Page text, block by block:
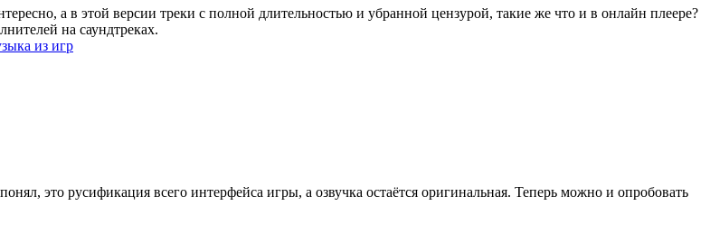
а в этой версии треки с полной длительностью и убранной цензурой, такие же что и в онлайн плеере?
на саундтреках.
из игр
это русификация всего интерфейса игры, а озвучка остаётся оригинальная. Теперь можно и опробовать